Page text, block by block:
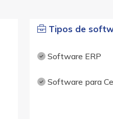
Tipos de
Software ERP
Software para